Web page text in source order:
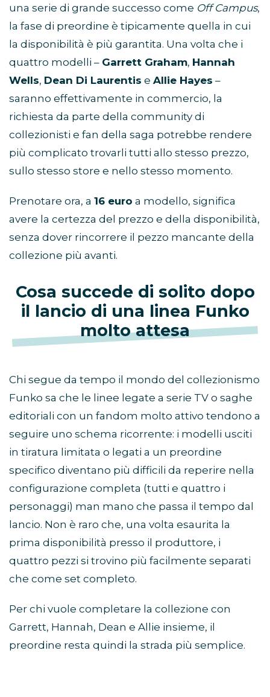
una serie di grande successo come Off Campus,
la fase di preordine è tipicamente quella in cui
la disponibilità è più garantita. Una volta che i
quattro modelli – Garrett Graham, Hannah
Wells, Dean Di Laurentis e Allie Hayes –
saranno effettivamente in commercio, la
richiesta da parte della community di
collezionisti e fan della saga potrebbe rendere
più complicato trovarli tutti allo stesso prezzo,
sullo stesso store e nello stesso momento.
Prenotare ora, a 16 euro a modello, significa
avere la certezza del prezzo e della disponibilità,
senza dover rincorrere il pezzo mancante della
collezione più avanti.
Cosa succede di solito dopo
il lancio di una linea Funko
molto attesa
Chi segue da tempo il mondo del collezionismo
Funko sa che le linee legate a serie TV o saghe
editoriali con un fandom molto attivo tendono a
seguire uno schema ricorrente: i modelli usciti
in tiratura limitata o legati a un preordine
specifico diventano più difficili da reperire nella
configurazione completa (tutti e quattro i
personaggi) man mano che passa il tempo dal
lancio. Non è raro che, una volta esaurita la
prima disponibilità presso il produttore, i
quattro pezzi si trovino più facilmente separati
che come set completo.
Per chi vuole completare la collezione con
Garrett, Hannah, Dean e Allie insieme, il
preordine resta quindi la strada più semplice.